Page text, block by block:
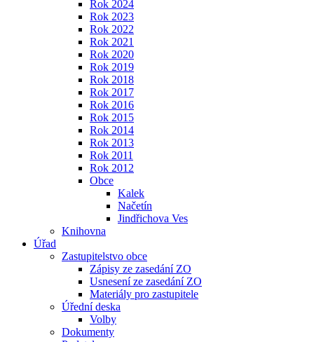
Rok 2024
Rok 2023
Rok 2022
Rok 2021
Rok 2020
Rok 2019
Rok 2018
Rok 2017
Rok 2016
Rok 2015
Rok 2014
Rok 2013
Rok 2011
Rok 2012
Obce
Kalek
Načetín
Jindřichova Ves
Knihovna
Úřad
Zastupitelstvo obce
Zápisy ze zasedání ZO
Usnesení ze zasedání ZO
Materiály pro zastupitele
Úřední deska
Volby
Dokumenty